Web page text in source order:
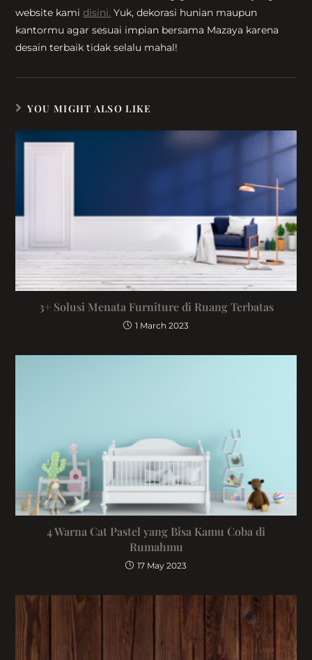
website kamidisini. Yuk, dekorasi hunian maupun
kantormu agar sesuai impian bersama Mazaya karena
desain terbaik tidak selalu mahal!
YOU MIGHT ALSO LIKE
3+ Solusi Menata Furniture di Ruang Terbatas
1 March 2023
4 Warna Cat Pastel yang Bisa Kamu Coba di
Rumahmu
17 May 2023